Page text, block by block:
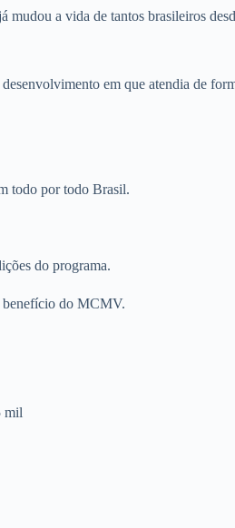
mudou a vida de tantos brasileiros
em que atendia de
todo por todo Brasil.
do programa.
benefício do MCMV.
mil